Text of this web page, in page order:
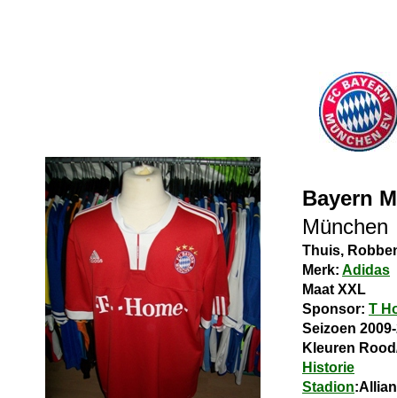
Bayern
München
Thuis,
Merk: Adidas
Maat XXL
Sponsor: T
Seizoen
Kleuren
Historie
Stadion